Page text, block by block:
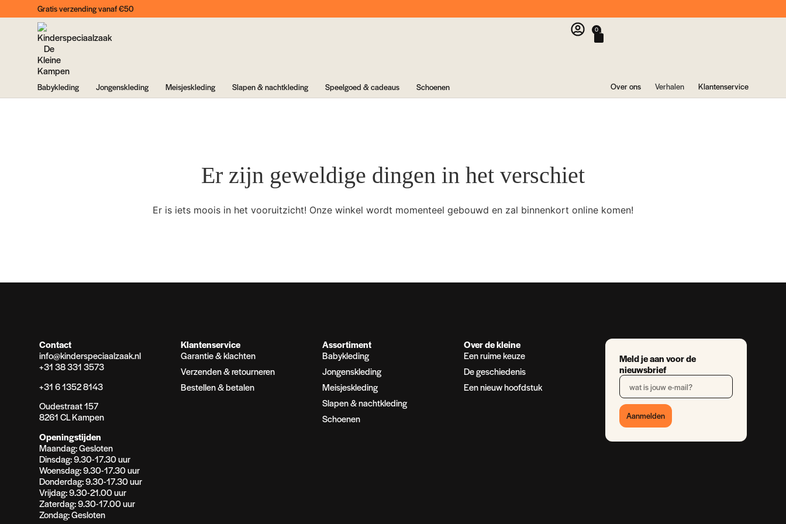
Gratis verzending vanaf €50
0
Babykleding Jongenskleding Meisjeskleding Slapen & nachtkleding Speelgoed & cadeaus Schoenen Over ons Verhalen Klantenservice
Er zijn geweldige dingen in het verschiet
Er is iets moois in het vooruitzicht! Onze winkel wordt momenteel gebouwd en zal binnenkort online komen!
Contact
info@kinderspeciaalzaak.nl
+31 38 331 3573
+31 6 1352 8143
Oudestraat 157
8261 CL Kampen
Openingstijden
Maandag: Gesloten
Dinsdag: 9.30-17.30 uur
Woensdag: 9.30-17.30 uur
Donderdag: 9.30-17.30 uur
Vrijdag: 9.30-21.00 uur
Zaterdag: 9.30-17.00 uur
Zondag: Gesloten
Klantenservice
Garantie & klachten
Verzenden & retourneren
Bestellen & betalen
Assortiment
Babykleding
Jongenskleding
Meisjeskleding
Slapen & nachtkleding
Schoenen
Over de kleine
Een ruime keuze
De geschiedenis
Een nieuw hoofdstuk
Meld je aan voor de
nieuwsbrief
Aanmelden